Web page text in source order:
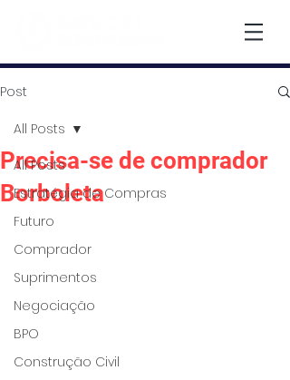
Post
All Posts
Estratégia de Compras
Futuro
Comprador
Suprimentos
Negociação
BPO
Construção Civil
All Posts
Precisa-se de comprador
Borboleta